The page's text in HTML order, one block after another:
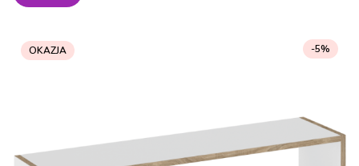
OKAZJA -5%